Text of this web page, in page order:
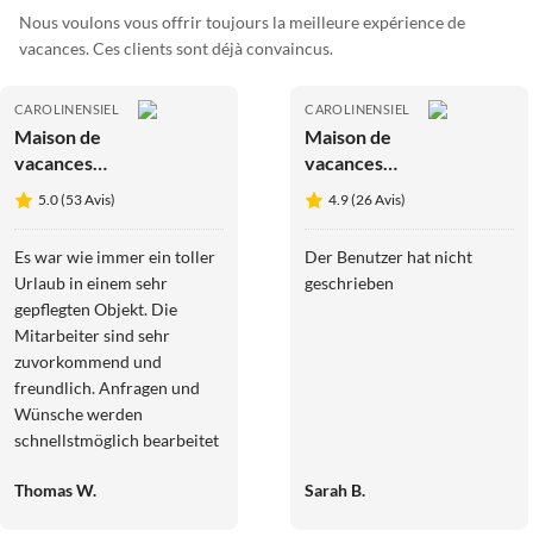
Nous voulons vous offrir toujours la meilleure expérience de
vacances. Ces clients sont déjà convaincus.
CAROLINENSIEL
Maison de
vacances
Bonheur
Côtier -
5.0 (53 Avis)
Es war wie immer ein toller
Urlaub in einem sehr
gepflegten Objekt. Die
Mitarbeiter sind sehr
zuvorkommend und
freundlich. Anfragen und
Wünsche werden
schnellstmöglich bearbeitet
erfüllt. Das schätzen wir an
Thomas W.
CAROLINENSIEL
Maison de
vacances
Bonheur
Côtier -
4.9 (26 Avis)
Der Benutzer hat nicht
geschrieben
Sarah B.